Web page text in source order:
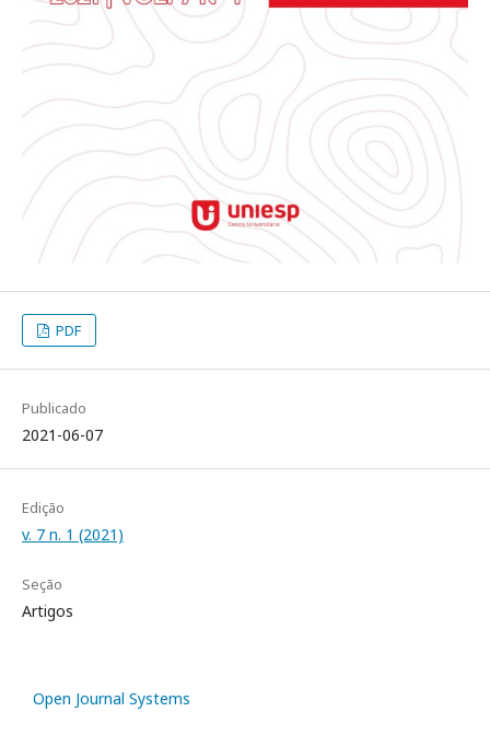
PDF
Publicado
2021-06-07
Edição
v. 7 n. 1 (2021)
Seção
Artigos
Open Journal Systems